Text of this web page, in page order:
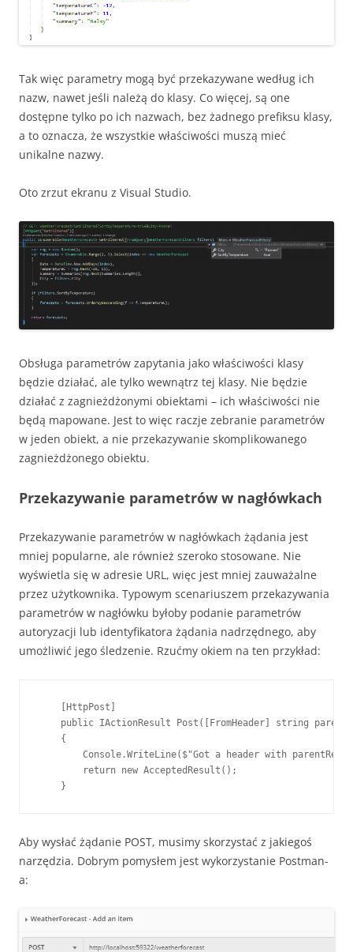
Tak więc parametry mogą być przekazywane według ich
nazw, nawet jeśli należą do klasy. Co więcej, są one
dostępne tylko po ich nazwach, bez żadnego prefiksu klasy,
a to oznacza, że wszystkie właściwości muszą mieć
unikalne nazwy.
Oto zrzut ekranu z Visual Studio.
Obsługa parametrów zapytania jako właściwości klasy
będzie działać, ale tylko wewnątrz tej klasy. Nie będzie
działać z zagnieżdżonymi obiektami – ich właściwości nie
będą mapowane. Jest to więc raczje zebranie parametrów
w jeden obiekt, a nie przekazywanie skomplikowanego
zagnieżdżonego obiektu.
Przekazywanie parametrów w nagłówkach
Przekazywanie parametrów w nagłówkach żądania jest
mniej popularne, ale również szeroko stosowane. Nie
wyświetla się w adresie URL, więc jest mniej zauważalne
przez użytkownika. Typowym scenariuszem przekazywania
parametrów w nagłówku byłoby podanie parametrów
autoryzacji lub identyfikatora żądania nadrzędnego, aby
umożliwić jego śledzenie. Rzućmy okiem na ten przykład:
    [HttpPost]
public IActionResult Post([FromHeader] string
    {
Console.WriteLine($"Got a header with
        return new AcceptedResult();
    }
Aby wysłać żądanie POST, musimy skorzystać z jakiegoś
narzędzia. Dobrym pomysłem jest wykorzystanie Postman-
a: